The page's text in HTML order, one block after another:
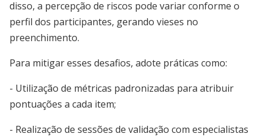
disso, a percepção de riscos pode variar conforme o
perfil dos participantes, gerando vieses no
preenchimento.
Para mitigar esses desafios, adote práticas como:
- Utilização de métricas padronizadas para atribuir
pontuações a cada item;
- Realização de sessões de validação com especialistas